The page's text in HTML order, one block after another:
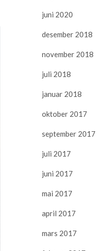
juni 2020
desember 2018
november 2018
juli 2018
januar 2018
oktober 2017
september 2017
juli 2017
juni 2017
mai 2017
april 2017
mars 2017